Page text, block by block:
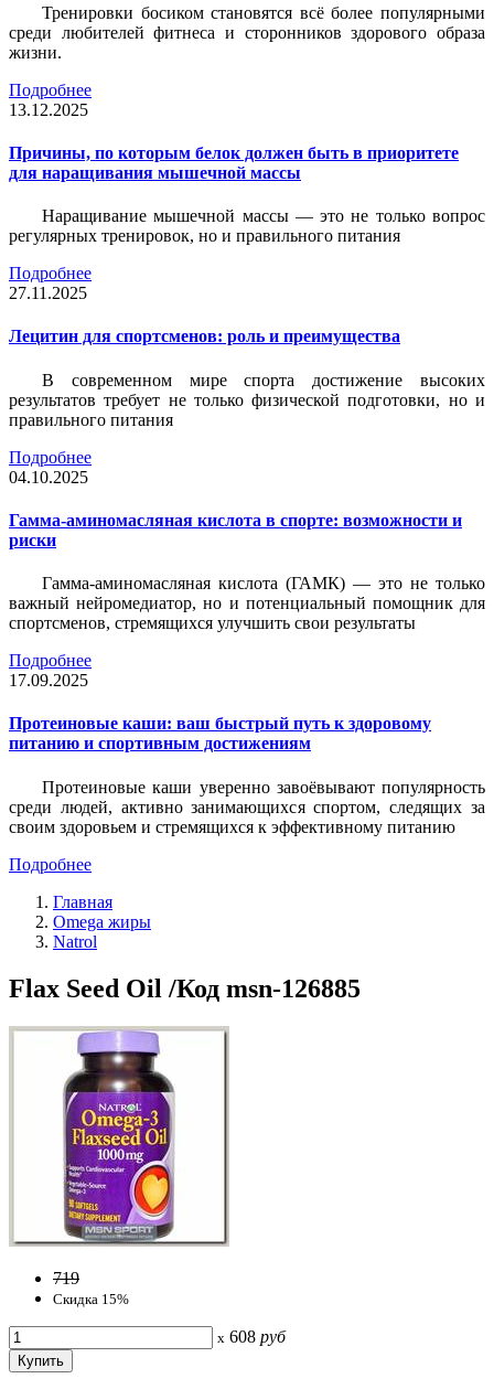
Тренировки босиком становятся всё более популярными
среди любителей фитнеса и сторонников здорового образа
жизни.
Подробнее
13.12.2025
Причины, по которым белок должен быть в приоритете
для наращивания мышечной массы
Наращивание мышечной массы — это не только вопрос
регулярных тренировок, но и правильного питания
Подробнее
27.11.2025
Лецитин для спортсменов: роль и преимущества
В современном мире спорта достижение высоких
результатов требует не только физической подготовки, но и
правильного питания
Подробнее
04.10.2025
Гамма-аминомасляная кислота в спорте: возможности и
риски
Гамма-аминомасляная кислота (ГАМК) — это не только
важный нейромедиатор, но и потенциальный помощник для
спортсменов, стремящихся улучшить свои результаты
Подробнее
17.09.2025
Протеиновые каши: ваш быстрый путь к здоровому
питанию и спортивным достижениям
Протеиновые каши уверенно завоёвывают популярность
среди людей, активно занимающихся спортом, следящих за
своим здоровьем и стремящихся к эффективному питанию
Подробнее
Главная
Omega жиры
Natrol
Flax Seed Oil /Код msn-126885
719
Скидка 15%
x 608 руб